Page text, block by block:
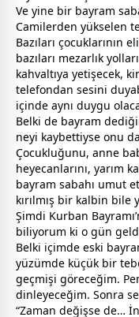
Ve yine bir bayram
Camilerden yükselen
Bazıları çocuklarının
bazıları mezarlık
kahvaltıya yetişecek,
telefondan sesini
içinde aynı duygu
Belki de bayram
neyi kaybettiyse onu
Çocukluğunu, anne
heyecanlarını, yarım
bayram sabahı umut
kırılmış bir kalbin bile
Şimdi Kurban
biliyorum ki o gün
Belki içimde eski
yüzümde küçük bir
geçmişi göreceğim.
dinleyeceğim. Sonra
“Zaman değişse de…